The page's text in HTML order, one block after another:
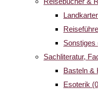
Sonstiges
Sachliteratur,
Basteln &
Esoterik